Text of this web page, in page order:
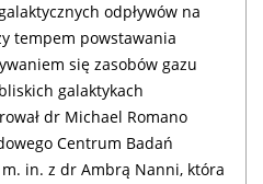
odpływów na
tempem powstawania
się zasobów gazu
galaktykach
dr Michael Romano
Centrum Badań
m. in. z dr Ambrą Nanni, która